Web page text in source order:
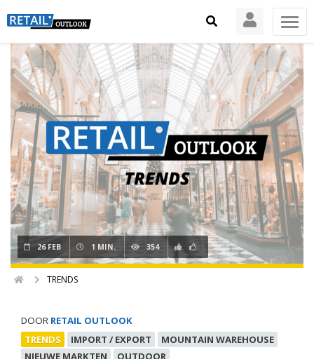
26 FEB 1 MIN. 354
TRENDS
DOOR RETAIL OUTLOOK
TRENDS
IMPORT / EXPORT
MOUNTAIN WAREHOUSE
NIEUWE MARKTEN
OUTDOOR